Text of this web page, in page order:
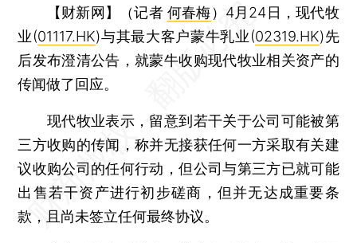
【财新网】（记者何春梅） 4月24日，现代牧
业(01117.HK)与其最大客户蒙牛乳业(02319.HK)先
后发布澄清公告，就蒙牛收购现代牧业相关资产的
传闻做了回应。
现代牧业表示，留意到若干关于公司可能被第
三方收购的传闻，称并无接获任何一方采取有关建
议收购公司的任何行动，但公司与第三方已就可能
出售若干资产进行初步磋商，但并无达成重要条
款，且尚未签立任何最终协议。